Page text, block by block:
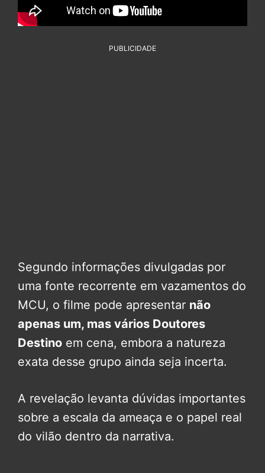
PUBLICIDADE
Segundo informações divulgadas por
uma fonte recorrente em vazamentos do
MCU, o filme pode apresentar não
apenas um, mas vários Doutores
Destino em cena, embora a natureza
exata desse grupo ainda seja incerta.
A revelação levanta dúvidas importantes
sobre a escala da ameaça e o papel real
do vilão dentro da narrativa.